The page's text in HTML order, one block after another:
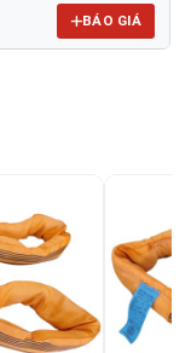
BÁO GIÁ